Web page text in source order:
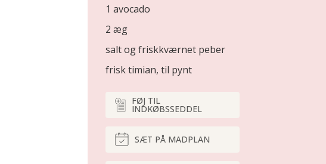
1 avocado
2 æg
salt og friskkværnet peber
frisk timian, til pynt
FØJ TIL
INDKØBSSEDDEL
SÆT PÅ MADPLAN